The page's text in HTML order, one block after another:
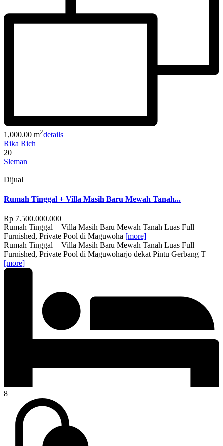
1,000.00 m2details
Rika Rich
20
Sleman
Dijual
Rumah Tinggal + Villa Masih Baru Mewah Tanah...
Rp 7.500.000.000
Rumah Tinggal + Villa Masih Baru Mewah Tanah Luas Full
Furnished, Private Pool di Maguwoha [more]
Rumah Tinggal + Villa Masih Baru Mewah Tanah Luas Full
Furnished, Private Pool di Maguwoharjo dekat Pintu Gerbang T
[more]
8